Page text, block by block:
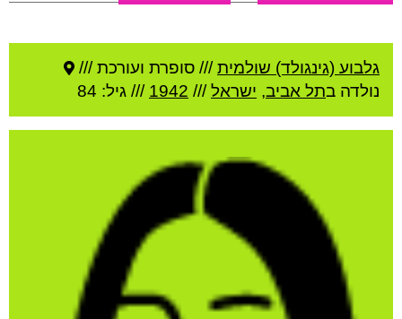
גלבוע (גינגולד) שולמית/// סופרת ועורכת ///
נולדה בתל אביב, ישראל///
1942 /// גיל: 84